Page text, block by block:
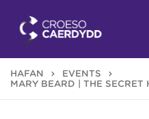
HAFAN
EVENTS
MARY BEARD | THE SECRET